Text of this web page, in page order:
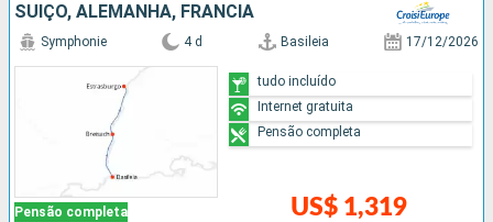
SUÍÇO, ALEMANHA, FRANCIA
Pensão completa
Symphonie 4 d Basileia 17/12/2026
US$ 1,319
tudo incluído
Internet gratuita
Pensão completa